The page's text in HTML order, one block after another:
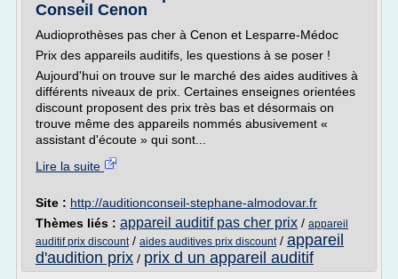
Conseil Cenon
Audioprothèses pas cher à Cenon et Lesparre-Médoc
Prix des appareils auditifs, les questions à se poser !
Aujourd'hui on trouve sur le marché des aides auditives à
différents niveaux de prix. Certaines enseignes orientées
discount proposent des prix très bas et désormais on
trouve même des appareils nommés abusivement «
assistant d'écoute » qui sont...
Lire la suite
Site : http://auditionconseil-stephane-almodovar.fr
Thèmes liés : appareil auditif pas cher prix / appareil
auditif prix discount/ aides auditives prix discount/ appareil
d'audition prix / prix d un appareil auditif